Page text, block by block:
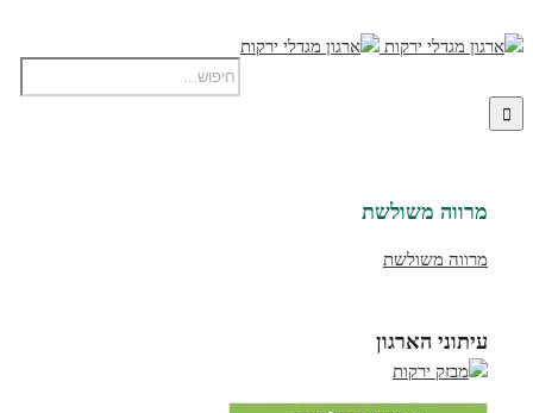
מרווה משולשת
מרווה משולשת
עיתוני הארגון